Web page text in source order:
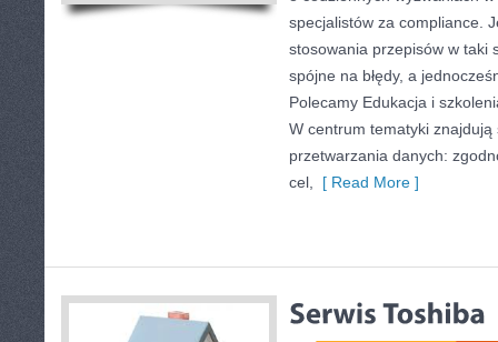
specjalistów za compliance.
stosowania przepisów w taki
spójne na błędy, a
Polecamy Edukacja i
W centrum tematyki znajdują
przetwarzania danych:
cel,
[ Read More ]